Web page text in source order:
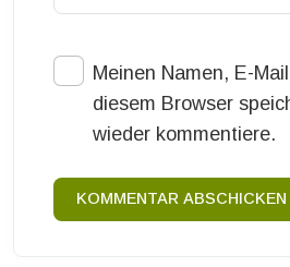
Meinen Namen, E-
diesem Browser
wieder kommentiere.
KOMMENTAR ABSCHICKEN